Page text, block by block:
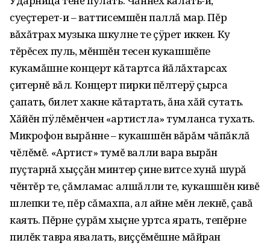
суеçтерет-и – ваттисемшĕн паллă мар. Пĕр
вăхăтрах музыка шкулне те çÿрет иккен. Ку
тĕрĕсех пуль, мĕншĕн тесен кукашшĕпе
кукамăшне концерт кăтартса йăлăхтарсах
çитернĕ вăл. Концерт пирки пĕлтерÿ çырса
çапать, билет хакне кăтартать, ăна хăй сутать.
Хăйĕн пÿлĕмĕнчен «артистла» тумланса тухать.
Микрофон вырăнне – кукашшĕн вăрăм чăпăклă
чĕлĕмĕ. «Артист» тумĕ валли вара вырăн
пуçтарнă хыççăн минтер çине витсе хунă шурă
чĕнтĕр те, çăмламас алшăлли те, кукашшĕн кивĕ
шлепки те, пĕр сăмахпа, ал айне мĕн лекнĕ, çавă
каять. Пĕрне çурăм хыçне уртса ярать, тепĕрне
пилĕк тавра явалать, виççĕмĕшне мăйран